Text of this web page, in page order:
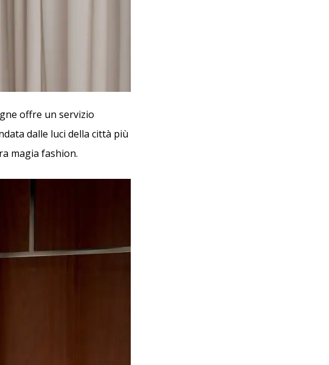
offre un servizio
dalle luci della città più
magia fashion.